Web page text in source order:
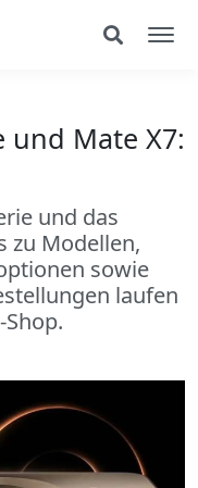
und Mate X7:
und das
zu Modellen,
sowie
laufen